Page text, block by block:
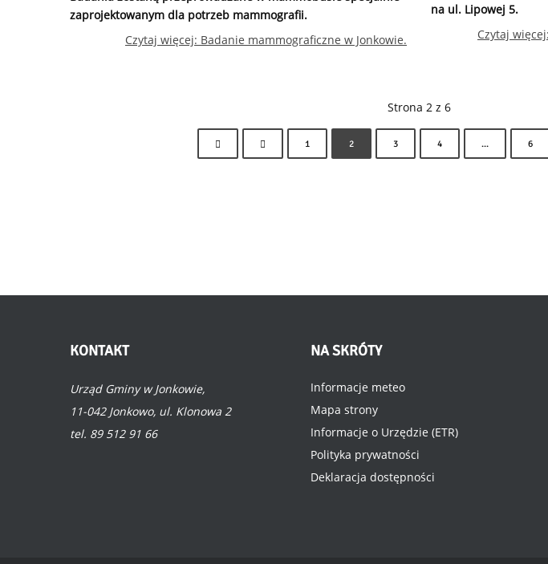
zaprojektowanym dla potrzeb mammografii.
Czytaj więcej: Badanie mammograficzne w Jonkowie.
na ul. Lipowej 5.
Czytaj
Strona 2 z 6
1 2 3 4 ... 6
KONTAKT
Urząd Gminy w Jonkowie,
11-042 Jonkowo, ul. Klonowa 2
tel. 89 512 91 66
NASKRÓTY
Informacje meteo
Mapa strony
Informacje o Urzędzie (ETR)
Polityka prywatności
Deklaracja dostępności